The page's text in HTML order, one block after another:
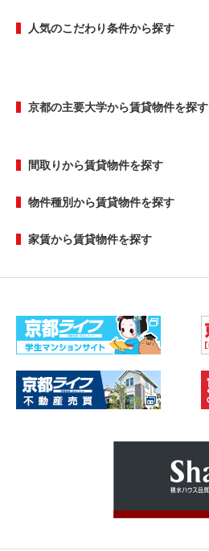
人気のこだわり条件から探す
京都の主要大学から賃貸物件を探す
間取りから賃貸物件を探す
物件種別から賃貸物件を探す
家賃から賃貸物件を探す